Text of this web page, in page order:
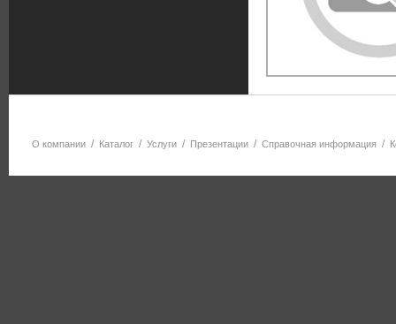
О компании / Каталог / Услуги / Презентации / Справочная информация /